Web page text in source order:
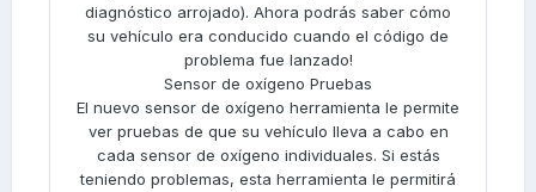
diagnóstico arrojado). Ahora podrás saber cómo
su vehículo era conducido cuando el código de
problema fue lanzado!
Sensor de oxígeno Pruebas
El nuevo sensor de oxígeno herramienta le permite
ver pruebas de que su vehículo lleva a cabo en
cada sensor de oxígeno individuales. Si estás
teniendo problemas, esta herramienta le permitirá